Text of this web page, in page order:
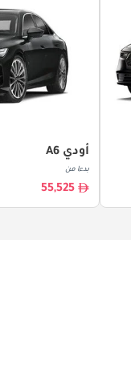
أودي A6
بدءا من
55,525